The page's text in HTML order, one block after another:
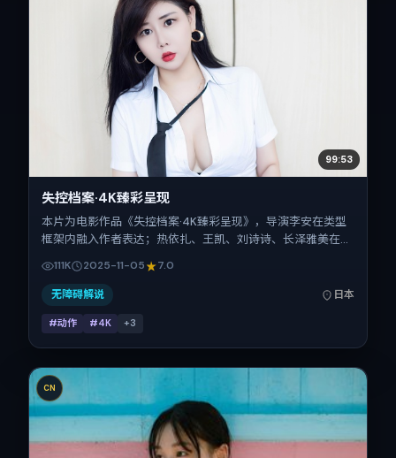
99:53
失控档案·4K臻彩呈现
本片为电影作品《失控档案·4K臻彩呈现》，导演李安在类型
框架内融入作者表达；热依扎、王凯、刘诗诗、长泽雅美在片
日本。上映时间 2025年11月5日（公映登记日 2025-11-
05），全片103分钟，节奏张弛有度。
111K 2025-11-05 7.0
无障碍解说 日本
#动作 #4K +3
CN